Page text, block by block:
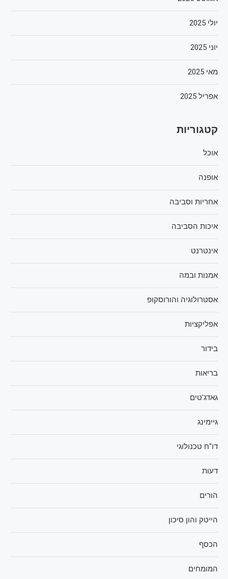
יולי 2025
יוני 2025
מאי 2025
אפריל 2025
קטגוריות
אוכל
אופנה
אחריות וסביבה
איכות הסביבה
אינטרנט
אמנות ובמה
אסטרולוגיה והורוסקופ
אפליקציות
בידור
בריאות
גאדג'טים
גיימינג
דו"ח טכנולוגי
דעות
הורים
הייטק והון סיכון
הכסף
המומחים